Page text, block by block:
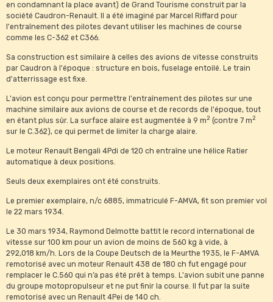
en condamnant la place avant) de Grand Tourisme construit par la
société Caudron-Renault. Il a été imaginé par Marcel Riffard pour
l'entraînement des pilotes devant utiliser les machines de course
comme les C-362 et C366.
Sa construction est similaire à celles des avions de vitesse construits
par Caudron à l'époque : structure en bois, fuselage entoilé. Le train
d'atterrissage est fixe.
L'avion est conçu pour permettre l'entraînement des pilotes sur une
machine similaire aux avions de course et de records de l'époque, tout
en étant plus sûr. La surface alaire est augmentée à 9 m2 (contre 7 m2
sur le C.362), ce qui permet de limiter la charge alaire.
Le moteur Renault Bengali 4Pdi de 120 ch entraîne une hélice Ratier
automatique à deux positions.
Seuls deux exemplaires ont été construits.
Le premier exemplaire, n/c 6885, immatriculé F-AMVA, fit son premier vol
le 22 mars 1934.
Le 30 mars 1934, Raymond Delmotte battit le record international de
vitesse sur 100 km pour un avion de moins de 560 kg à vide, à
292,018 km/h. Lors de la Coupe Deutsch de la Meurthe 1935, le F-AMVA
remotorisé avec un moteur Renault 438 de 180 ch fut engagé pour
remplacer le C.560 qui n’a pas été prêt à temps. L'avion subit une panne
du groupe motopropulseur et ne put finir la course. Il fut par la suite
remotorisé avec un Renault 4Pei de 140 ch.